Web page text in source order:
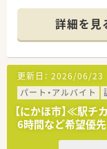
ます。
■地域密着の
す。
【店舗情報と
■仁賀保駅か
す。
■応需科目は
ます。
■常勤2名と非
す。
詳細を見
更新日： 2026/06/23
パート・アルバイト
【にかほ市】≪駅
6時間など希望優